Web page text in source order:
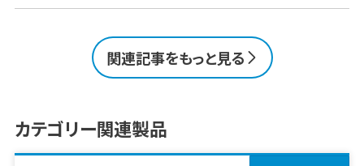
め、業務効率化を一緒に実現していきましょ
や選び方のポイント、人気製品の特徴まで、はじ
業務の効率化やミスの防止、現場と事務の連携
を強化したい方はぜひご覧ください。 この1ペー
ジで理解！販売管理システムの主な機能、メリッ
ムの需要が高まっている理由建設業で販売管
理システムを導入するメリット導入時に意識し
[&hellip;]
関連記事をもっと見る
カテゴリー関連製品